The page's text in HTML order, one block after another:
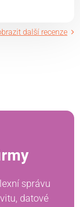
další recenze
správu
datové